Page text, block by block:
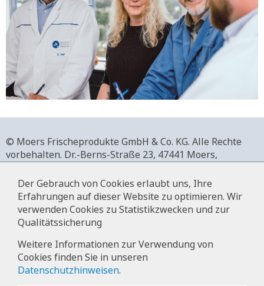
© Moers Frischeprodukte GmbH & Co. KG. Alle Rechte
vorbehalten. Dr.-Berns-Straße 23, 47441 Moers,
+49 2841 911-0,www.moers-frischeprodukte.de
Impressum
Datenschutz
Der Gebrauch von Cookies erlaubt uns, Ihre
Erfahrungen auf dieser Website zu optimieren. Wir
verwenden Cookies zu Statistikzwecken und zur
Qualitätssicherung
Weitere Informationen zur Verwendung von
Cookies finden Sie in unseren
Datenschutzhinweisen.